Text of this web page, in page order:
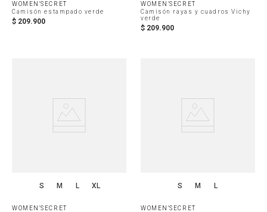
WOMEN'SECRET
Camisón estampado verde
$ 209.900
WOMEN'SECRET
Camisón rayas y cuadros Vichy
verde
$ 209.900
S M L XL
WOMEN'SECRET
S M L
WOMEN'SECRET